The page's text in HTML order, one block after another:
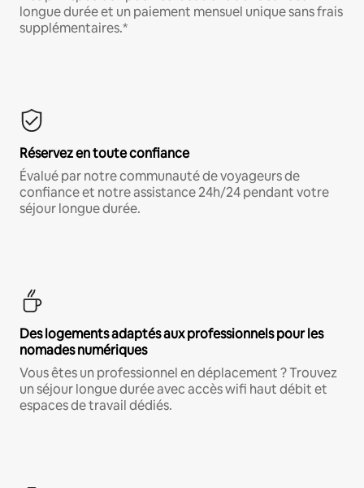
longue durée et un paiement mensuel unique sans frais
supplémentaires.*
Réservez en toute confiance
Évalué par notre communauté de voyageurs de
confiance et notre assistance 24h/24 pendant votre
séjour longue durée.
Des logements adaptés aux professionnels pour les
nomades numériques
Vous êtes un professionnel en déplacement ? Trouvez
un séjour longue durée avec accès wifi haut débit et
espaces de travail dédiés.